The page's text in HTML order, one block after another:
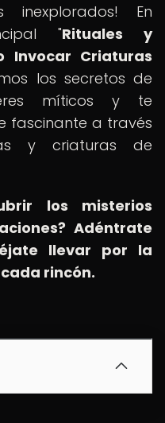
En
"Rituales y
Invocar Criaturas
los secretos de
míticos y te
fascinante a través
y criaturas de
los misterios
Adéntrate
llevar por la
rincón.